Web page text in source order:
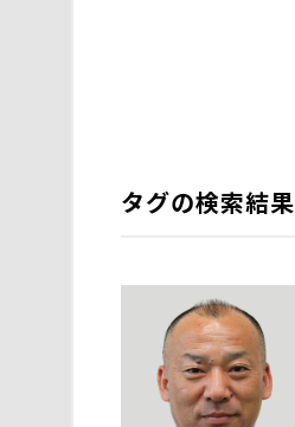
タグの検索結果